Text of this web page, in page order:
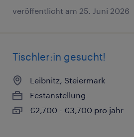
veröffentlicht am 25. Juni 2026
Tischler:in gesucht!
Leibnitz, Steiermark
Festanstellung
€2,700 - €3,700 pro jahr